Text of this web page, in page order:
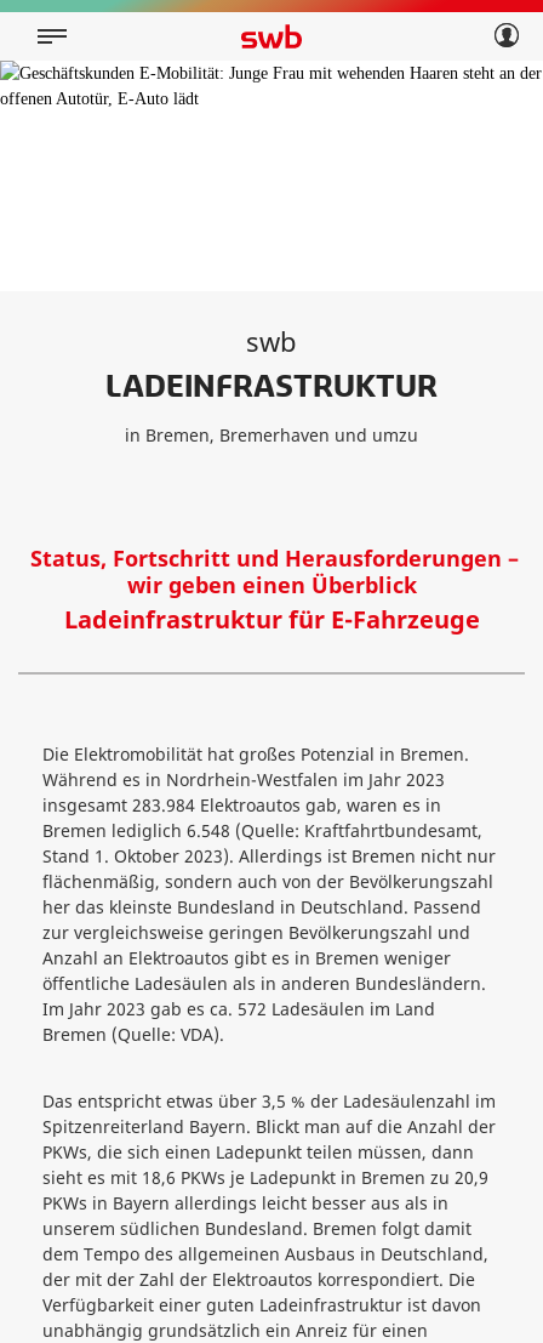
Privatkunden
Geschäftskunden
swb
LADEINFRASTRUKTUR
in Bremen, Bremerhaven und umzu
Status, Fortschritt und Herausforderungen –
wir geben einen Überblick
Ladeinfrastruktur für E-Fahrzeuge
Die Elektromobilität hat großes Potenzial in Bremen.
Während es in Nordrhein-Westfalen im Jahr 2023
insgesamt 283.984 Elektroautos gab, waren es in
Bremen lediglich 6.548 (Quelle: Kraftfahrtbundesamt,
Stand 1. Oktober 2023). Allerdings ist Bremen nicht nur
flächenmäßig, sondern auch von der Bevölkerungszahl
her das kleinste Bundesland in Deutschland. Passend
zur vergleichsweise geringen Bevölkerungszahl und
Anzahl an Elektroautos gibt es in Bremen weniger
öffentliche Ladesäulen als in anderen Bundesländern.
Im Jahr 2023 gab es ca. 572 Ladesäulen im Land
Bremen (Quelle: VDA).
Das entspricht etwas über 3,5 % der Ladesäulenzahl im
Spitzenreiterland Bayern. Blickt man auf die Anzahl der
PKWs, die sich einen Ladepunkt teilen müssen, dann
sieht es mit 18,6 PKWs je Ladepunkt in Bremen zu 20,9
PKWs in Bayern allerdings leicht besser aus als in
unserem südlichen Bundesland. Bremen folgt damit
dem Tempo des allgemeinen Ausbaus in Deutschland,
der mit der Zahl der Elektroautos korrespondiert. Die
Verfügbarkeit einer guten Ladeinfrastruktur ist davon
unabhängig grundsätzlich ein Anreiz für einen